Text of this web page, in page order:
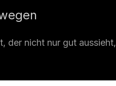
der nicht nur gut aussieht,